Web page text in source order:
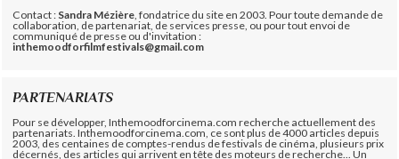
Contact : Sandra Mézière , fondatrice du site en 2003. Pour toute demande de
collaboration, de partenariat, de services presse, ou pour tout envoi de
communiqué de presse ou d'invitation :
inthemoodforfilmfestivals@gmail.com
PARTENARIATS
Pour se développer, Inthemoodforcinema.com recherche actuellement des
partenariats. Inthemoodforcinema.com, ce sont plus de 4000 articles depuis
2003, des centaines de comptes-rendus de festivals de cinéma, plusieurs prix
décernés, des articles qui arrivent en tête des moteurs de recherche... Un